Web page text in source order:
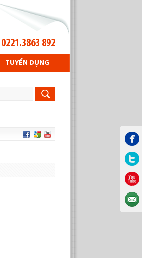
0221.3863 892
TUYỂN DỤNG